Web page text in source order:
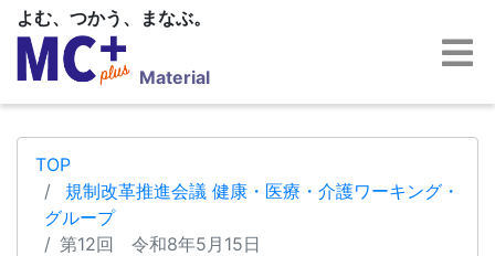
よむ、つかう、まなぶ。
Material
TOP
規制改革推進会議 健康・医療・介護ワーキング・
グループ
第12回 令和8年5月15日